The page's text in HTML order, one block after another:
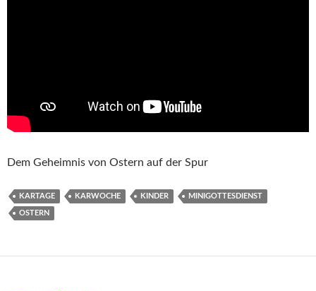
Dem Geheimnis von Ostern auf der Spur
KARTAGE KARWOCHE KINDER MINIGOTTESDIENST
OSTERN